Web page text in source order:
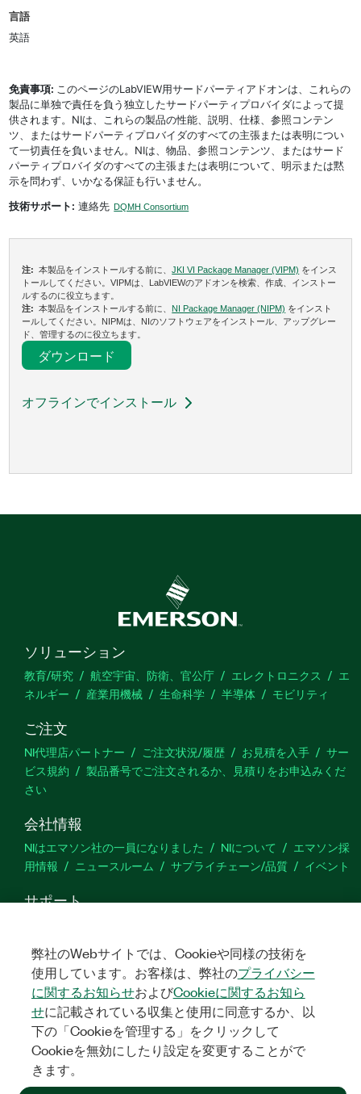
言語
英語
免責事項: このページのLabVIEW用サードパーティアドオンは、これらの
製品に単独で責任を負う独立したサードパーティプロバイダによって提
供されます。NIは、これらの製品の性能、説明、仕様、参照コンテン
ツ、またはサードパーティプロバイダのすべての主張または表明につい
て一切責任を負いません。NIは、物品、参照コンテンツ、またはサード
パーティプロバイダのすべての主張または表明について、明示または黙
示を問わず、いかなる保証も行いません。
技術サポート: 連絡先 DQMH Consortium
注:本製品をインストールする前に、JKI VI Package Manager (VIPM) をインス
トールしてください。VIPMは、LabVIEWのアドオンを検索、作成、インストー
ルするのに役立ちます。
注:本製品をインストールする前に、 NI Package Manager (NIPM) をインスト
ールしてください。NIPMは、NIのソフトウェアをインストール、アップグレー
ド、管理するのに役立ちます。
ダウンロード
オフラインでインストール
ソリューション
教育/研究 航空宇宙、防衛、官公庁 エレクトロニクス
エ
ネルギー
産業用機械 生命科学 半導体 モビリティ
ご注文
NI代理店パートナー ご注文状況/履歴 お見積を入手
サー
ビス規約
製品番号でご注文されるか、見積りをお申込みくだ
さい
会社情報
NIはエマソン社の一員になりました NIについて
エマソン採
用情報
ニュースルーム サプライチェーン/品質 イベント
サポート
するご意見
TwitterYouTube
©NATIONAL INSTRUMENTS CORP. ALL RIGHTS RESERVED.
弊社のWebサイトでは、Cookieや同様の技術を
使用しています。お客様は、弊社のプライバシー
に関するお知らせおよびCookieに関するお知ら
せに記載されている収集と使用に同意するか、以
下の「Cookieを管理する」をクリックして
Cookieを無効にしたり設定を変更することがで
きます。